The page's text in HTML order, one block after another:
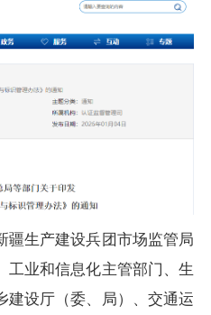
疆生产建设兵团市场监管局
工业和信息化主管部门、生
建设厅（委、局）、交通运